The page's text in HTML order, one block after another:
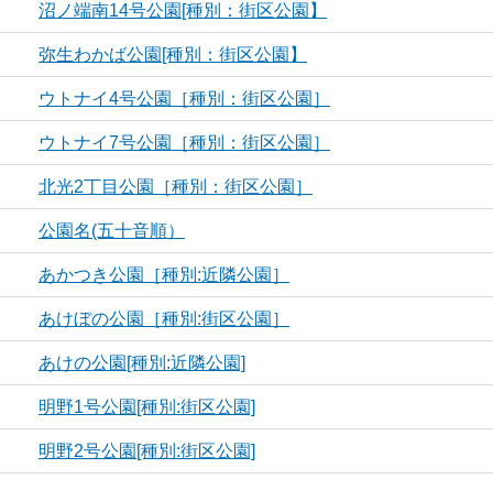
沼ノ端南14号公園[種別：街区公園】
弥生わかば公園[種別：街区公園】
ウトナイ4号公園［種別：街区公園］
ウトナイ7号公園［種別：街区公園］
北光2丁目公園［種別：街区公園］
公園名(五十音順）
あかつき公園［種別:近隣公園］
あけぼの公園［種別:街区公園］
あけの公園[種別:近隣公園]
明野1号公園[種別:街区公園]
明野2号公園[種別:街区公園]